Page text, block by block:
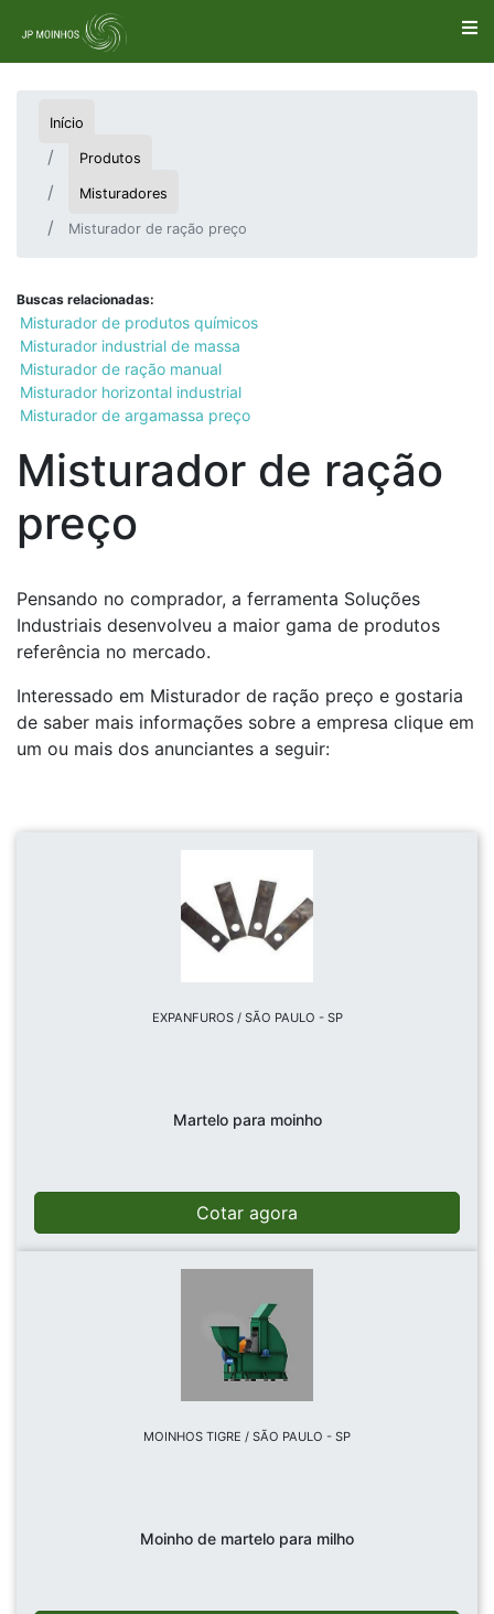
Início
Produtos
Misturadores
Misturador de ração preço
Buscas relacionadas:
Misturador de produtos químicos
Misturador industrial de massa
Misturador de ração manual
Misturador horizontal industrial
Misturador de argamassa preço
Misturador de ração
preço
Pensando no comprador, a ferramenta Soluções
Industriais desenvolveu a maior gama de produtos
referência no mercado.
Interessado em Misturador de ração preço e gostaria
de saber mais informações sobre a empresa clique em
um ou mais dos anunciantes a seguir:
EXPANFUROS / SÃO PAULO - SP
Martelo para moinho
Cotar agora
MOINHOS TIGRE / SÃO PAULO - SP
Moinho de martelo para milho